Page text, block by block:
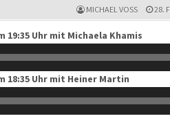
MICHAEL VOSS 28.
19:35 Uhr mit Michaela Khamis
18:35 Uhr mit Heiner Martin